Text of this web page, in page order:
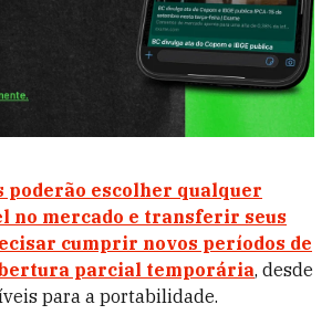
poderão escolher qualquer
no mercado e transferir seus
cumprir novos períodos de
parcial temporária, desde
para a portabilidade.